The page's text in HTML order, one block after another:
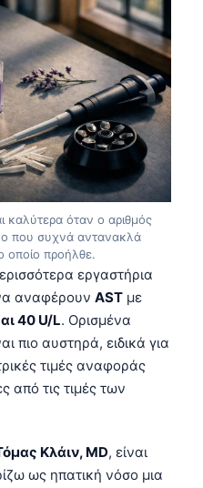
καλύτερα όταν ο αριθμός
που συχνά αντανακλά
οποίο προήλθε.
εργαστήρια
αναφέρουν AST με
40 U/L. Ορισμένα
πιο αυστηρά, ειδικά για
τιμές αναφοράς
από τις τιμές των
Κλάιν, MD, είναι
ως ηπατική νόσο μια